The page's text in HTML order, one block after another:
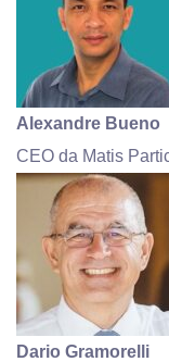
Alexandre Bueno
CEO da Matis
Dario Gramorelli